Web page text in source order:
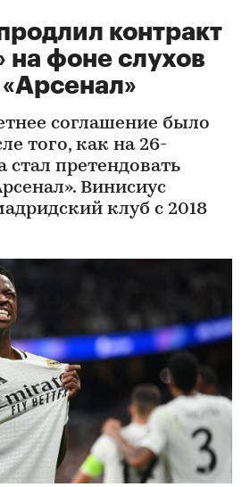
контракт
на фоне слухов
соглашение было
того, как на 26-
стал претендовать
Винисиус
клуб с 2018